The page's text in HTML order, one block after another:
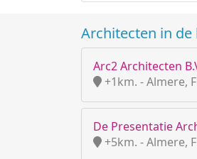
Architecten in
Arc2 Architecten
+1km. - Almere,
De Presentatie
+5km. - Almere,